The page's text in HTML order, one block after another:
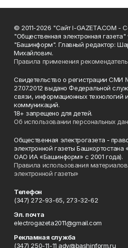
© 2011-2026 "Сайт I-GAZETA.COM -
"Общественная электронная
"Башинформ". Главный редактор:
Михайлович.
Правила применения
Свидетельство о регистрации
27.07.2012 выдано Федеральной
связи, информационных технологий
коммуникаций.
18+ запрещено для детей.
Об использовании персональных
Общественная электрогазета -
электронной газеты
ОАО ИА «Башинформ» с 2001 года).
Правила использования
электронной газеты»
Телефон
(347) 272-93-65, 273-32-62
Эл. почта
electrogazeta2011@gmail.com
Рекламная служба
(347) 250-11-11 adv@bashinform.ru